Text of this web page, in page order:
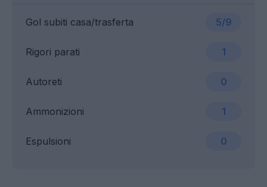
Gol subiti casa/trasferta 5/9
Ammonizioni 1
Rigori parati 1
Espulsioni 0
Autoreti 0